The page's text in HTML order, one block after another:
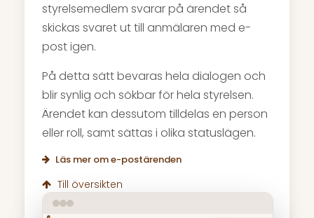
styrelsemedlem svarar på ärendet så
skickas svaret ut till anmälaren med e-
post igen.
På detta sätt bevaras hela dialogen och
blir synlig och sökbar för hela styrelsen.
Ärendet kan dessutom tilldelas en person
eller roll, samt sättas i olika statuslägen.
Läs mer om e-postärenden
Till översikten